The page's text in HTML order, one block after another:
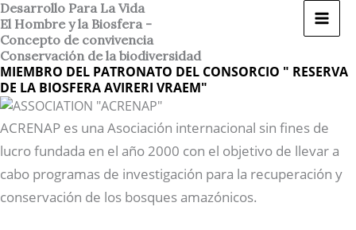
Ir
al
contenido
Desarrollo Para La Vida
El Hombre y la Biosfera -
Concepto de convivencia
Conservación de la biodiversidad
MIEMBRO DEL PATRONATO DEL CONSORCIO " RESERVA
DE LA BIOSFERA AVIRERI VRAEM"
ACRENAP es una Asociación internacional sin fines de
lucro fundada en el año 2000 con el objetivo de llevar a
cabo programas de investigación para la recuperación y
conservación de los bosques amazónicos.